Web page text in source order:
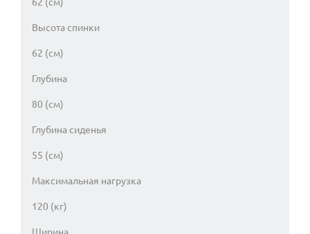
Высота спинки
62 (см)
Глубина
80 (см)
Глубина сиденья
55 (см)
Максимальная нагрузка
120 (кг)